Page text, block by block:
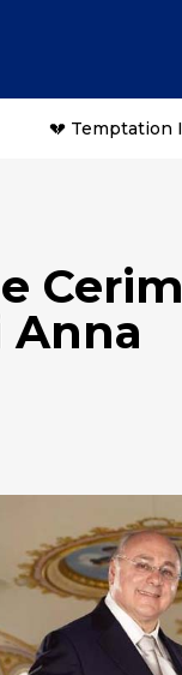
💔 Temptation
Anna